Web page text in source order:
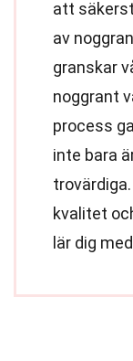
att
av
granskar
noggrant
process
inte bara
kvalitet
lär dig